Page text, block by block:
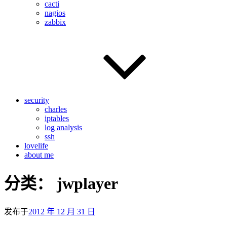
cacti
nagios
zabbix
security
charles
iptables
log analysis
ssh
lovelife
about me
分类： jwplayer
发布于2012 年 12 月 31 日